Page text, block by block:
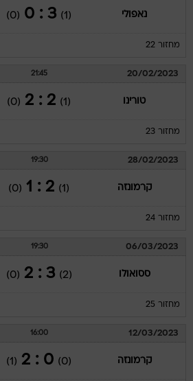
נאפולי (1)
3 : 0
(0)
מחזור 22
20/02/2023
21:45
טורינו (1)
2 : 2
(0)
מחזור 23
28/02/2023
19:30
קרמונזה (1)
2 : 1
(0)
מחזור 24
06/03/2023
19:30
ססואולו (2)
3 : 2
(0)
מחזור 25
12/03/2023
16:00
קרמונזה (0)
0 : 2
(1)